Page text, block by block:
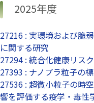
2025年度
27216 : 実環境および脆
に関する研究
27294 : 統合化健康リス
27393 : ナノプラ粒子の
27536 : 超微小粒子の時
響を評価する疫学・毒性